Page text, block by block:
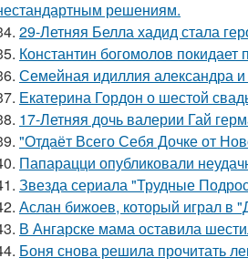
решениям.
29-Летняя Белла хадид стала
Константин богомолов покидает
Семейная идиллия александра
Екатерина Гордон о шестой
17-Летняя дочь валерии Гай
"Отдаёт Всего Себя Дочке от
Папарацци опубликовали
Звезда сериала "Трудные
Аслан бижоев, который играл в
В Ангарске мама оставила
Боня снова решила прочитать